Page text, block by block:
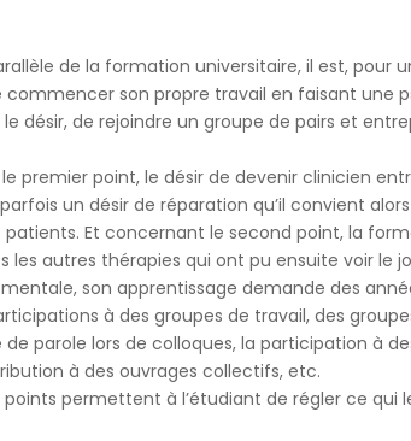
de la formation universitaire, il est, pour
commencer son propre travail en faisant une
désir, de rejoindre un groupe de pairs et
premier point, le désir de devenir clinicien
un désir de réparation qu’il convient
Et concernant le second point, la
autres thérapies qui ont pu ensuite voir le
son apprentissage demande des
à des groupes de travail, des
parole lors de colloques, la participation à
à des ouvrages collectifs, etc.
points permettent à l’étudiant de régler ce